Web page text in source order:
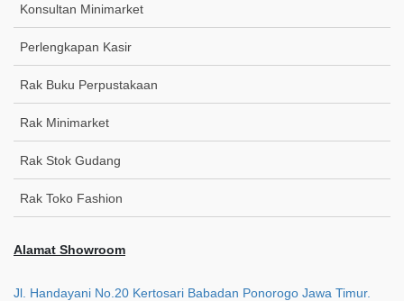
Konsultan Minimarket
Perlengkapan Kasir
Rak Buku Perpustakaan
Rak Minimarket
Rak Stok Gudang
Rak Toko Fashion
Alamat Showroom
Jl. Handayani No.20 Kertosari Babadan Ponorogo Jawa Timur.